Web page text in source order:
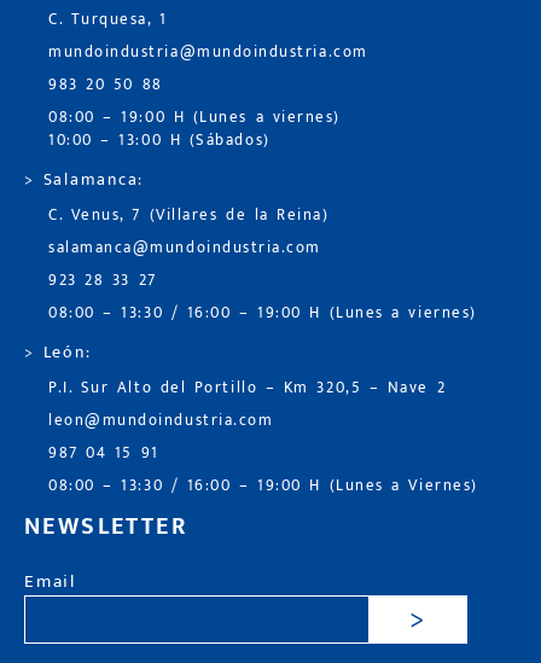
C. Turquesa, 1
mundoindustria@mundoindustria.com
983 20 50 88
08:00 – 19:00 H (Lunes a viernes)
10:00 – 13:00 H (Sábados)
> Salamanca:
C. Venus, 7 (Villares de la Reina)
salamanca@mundoindustria.com
923 28 33 27
08:00 – 13:30 / 16:00 – 19:00 H (Lunes a viernes)
> León:
P.I. Sur Alto del Portillo – Km 320,5 – Nave 2
leon@mundoindustria.com
987 04 15 91
08:00 – 13:30 / 16:00 – 19:00 H (Lunes a Viernes)
NEWSLETTER
Email
>